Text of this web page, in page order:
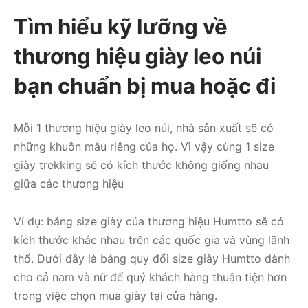
Tìm hiểu kỹ lưỡng về
thương hiệu giày leo núi
bạn chuẩn bị mua hoặc đi
Mỗi 1 thương hiệu giày leo núi, nhà sản xuất sẽ có
những khuôn mẫu riêng của họ. Vì vậy cùng 1 size
giày trekking sẽ có kích thước không giống nhau
giữa các thương hiệu
Ví dụ: bảng size giày của thương hiệu Humtto sẽ có
kích thước khác nhau trên các quốc gia và vùng lãnh
thổ. Dưới đây là bảng quy đổi size giày Humtto dành
cho cả nam và nữ để quý khách hàng thuận tiện hơn
trong việc chọn mua giày tại cửa hàng.